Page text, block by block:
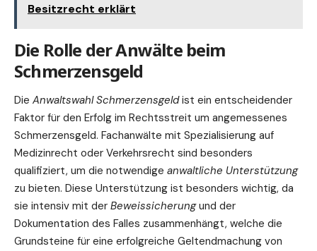
Besitzrecht erklärt
Die Rolle der Anwälte beim
Schmerzensgeld
Die Anwaltswahl Schmerzensgeldist ein entscheidender
Faktor für den Erfolg im Rechtsstreit um angemessenes
Schmerzensgeld. Fachanwälte mit Spezialisierung auf
Medizinrecht oder Verkehrsrecht sind besonders
qualifiziert, um die notwendige anwaltliche Unterstützung
zu bieten. Diese Unterstützung ist besonders wichtig, da
sie intensiv mit der Beweissicherungund der
Dokumentation des Falles zusammenhängt, welche die
Grundsteine für eine erfolgreiche Geltendmachung von